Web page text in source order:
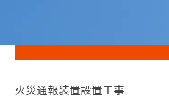
火災通報装置設置工事